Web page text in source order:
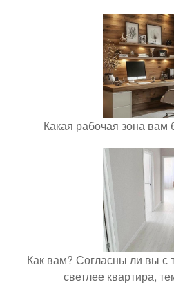
Какая рабочая зона вам
Как вам? Согласны ли вы с
светлее квартира,